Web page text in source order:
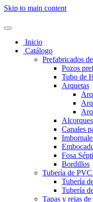
Skip to main content
Inicio
Catálogo
Prefabricados
Pozos
Tubo de
Arquetas
Canales
Fosa
Bordillos
Tubería de
Tubería
Tubería
Tapas y rejas